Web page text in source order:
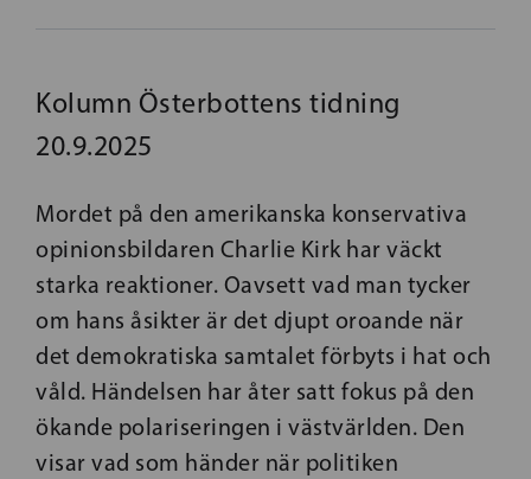
Kolumn Österbottens tidning
20.9.2025
Mordet på den amerikanska konservativa
opinionsbildaren Charlie Kirk har väckt
starka reaktioner. Oavsett vad man tycker
om hans åsikter är det djupt oroande när
det demokratiska samtalet förbyts i hat och
våld. Händelsen har åter satt fokus på den
ökande polariseringen i västvärlden. Den
visar vad som händer när politiken